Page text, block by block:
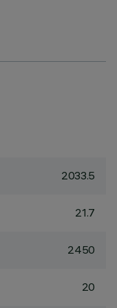
2033.5
21.7
2450
20